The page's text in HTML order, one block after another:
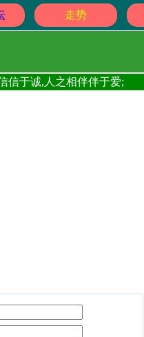
走势
信于诚,人之相伴伴于爱;